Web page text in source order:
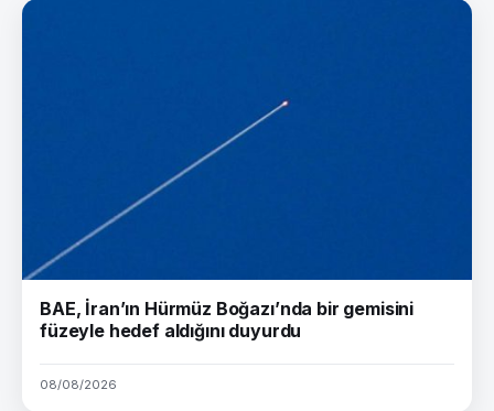
BAE, İran’ın Hürmüz Boğazı’nda bir gemisini
füzeyle hedef aldığını duyurdu
08/08/2026